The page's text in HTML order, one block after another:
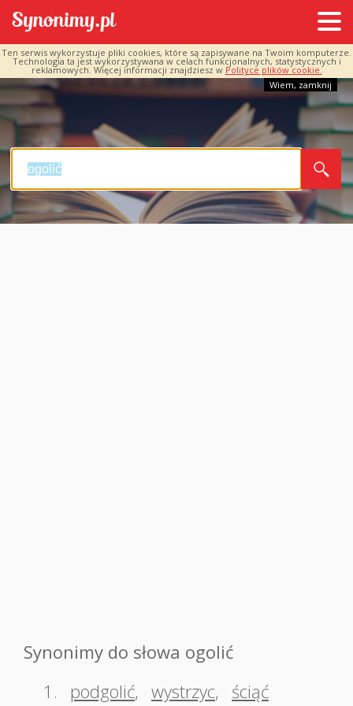
Ten serwis wykorzystuje pliki cookies, które są zapisywane na Twoim komputerze.
Technologia ta jest wykorzystywana w celach funkcjonalnych, statystycznych i
reklamowych. Więcej informacji znajdziesz w Polityce plików cookie.
Wiem, zamknij
Synonimy do słowa ogolić
1.
podgolić, wystrzyc, ściąć